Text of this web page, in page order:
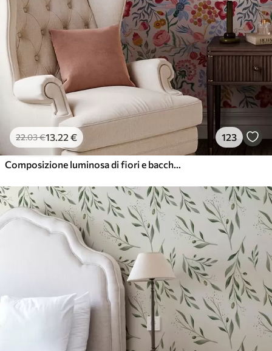
22.03€13.22 € 123
Composizione luminosa di fiori e bacche con pappagalli